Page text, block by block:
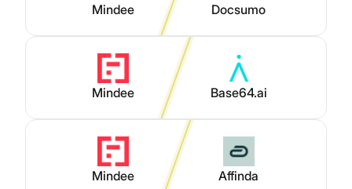
Mindee Docsumo
Mindee Base64.ai
Mindee Affinda